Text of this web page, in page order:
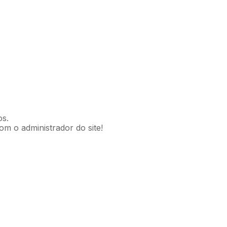
o administrador do site!